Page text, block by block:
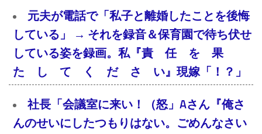
元夫が電話で「私子と離婚したことを後悔
している」 → それを録音＆保育園で待ち伏せ
している姿を録画。私『責 任 を 果
た し て く だ さ い』現嫁「！？」
社長「会議室に来い！（怒」Aさん『俺さ
んのせいにしたつもりはない。ごめんなさい